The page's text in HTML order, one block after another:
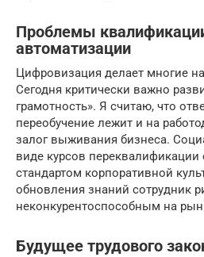
Проблемы
автоматизации
Цифровизация делает многие
Сегодня критически важно
грамотность». Я считаю, что
переобучение лежит и на
залог выживания бизнеса.
виде курсов
стандартом корпоративной
обновления знаний сотрудник
неконкурентоспособным на
Будущее трудового